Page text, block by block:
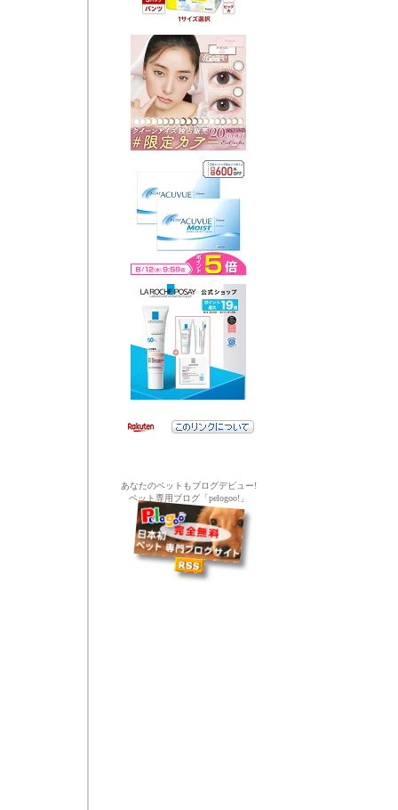
あなたのペットもブログデビュー!
ペット専用ブログ「pelogoo!」